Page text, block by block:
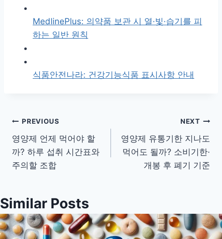
MedlinePlus: 의약품 보관 시 열·빛·습기를 피
하는 일반 원칙
식품안전나라: 건강기능식품 표시사항 안내
글
탐
색
PREVIOUS
영양제 언제 먹어야 할
까? 하루 섭취 시간표와
주의할 조합
NEXT
영양제 유통기한 지나도
먹어도 될까? 소비기한·
개봉 후 폐기 기준
Similar Posts